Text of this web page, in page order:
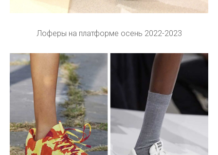
Лоферы на платформе осень 2022-2023